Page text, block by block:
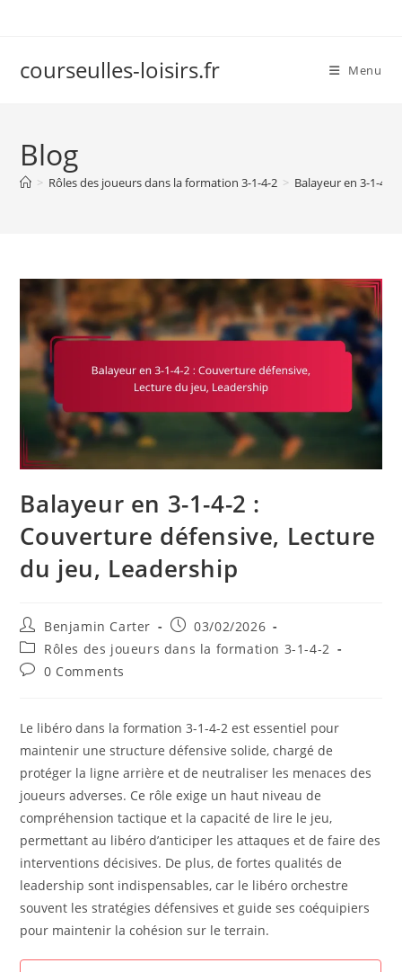
courseulles-loisirs.fr Menu
Blog
> Rôles des joueurs dans la formation 3-1-4-2 > Balayeur en 3-1-4-
Balayeur en 3-1-4-2 :
Couverture défensive, Lecture
du jeu, Leadership
Post
author:
Benjamin Carter
Post
published:
03/02/2026
Post
category:
Rôles des joueurs dans la formation 3-1-4-2
Post0 Comments
Le libéro dans la formation 3-1-4-2 est essentiel pour
maintenir une structure défensive solide, chargé de
protéger la ligne arrière et de neutraliser les menaces des
joueurs adverses. Ce rôle exige un haut niveau de
compréhension tactique et la capacité de lire le jeu,
permettant au libéro d’anticiper les attaques et de faire des
interventions décisives. De plus, de fortes qualités de
leadership sont indispensables, car le libéro orchestre
souvent les stratégies défensives et guide ses coéquipiers
pour maintenir la cohésion sur le terrain.